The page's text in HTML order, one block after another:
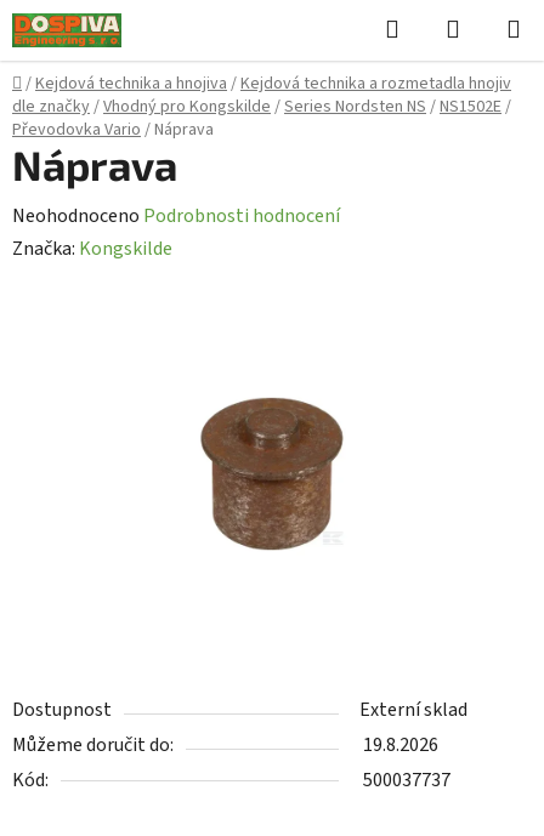
Přejít
na
obsah
Hledat
KOŠÍK
Domů
/Kejdová technika a hnojiva/Kejdová technika a rozmetadla hnojiv
dle značky/Vhodný pro Kongskilde/Series Nordsten NS/NS1502E/
Převodovka Vario/Náprava
Dostupnost
Externí sklad
Můžeme doručit do:
19.8.2026
Kód:
500037737
Náprava
Průměrné
hodnocení
Neohodnoceno Podrobnosti hodnocení
Značka: Kongskilde